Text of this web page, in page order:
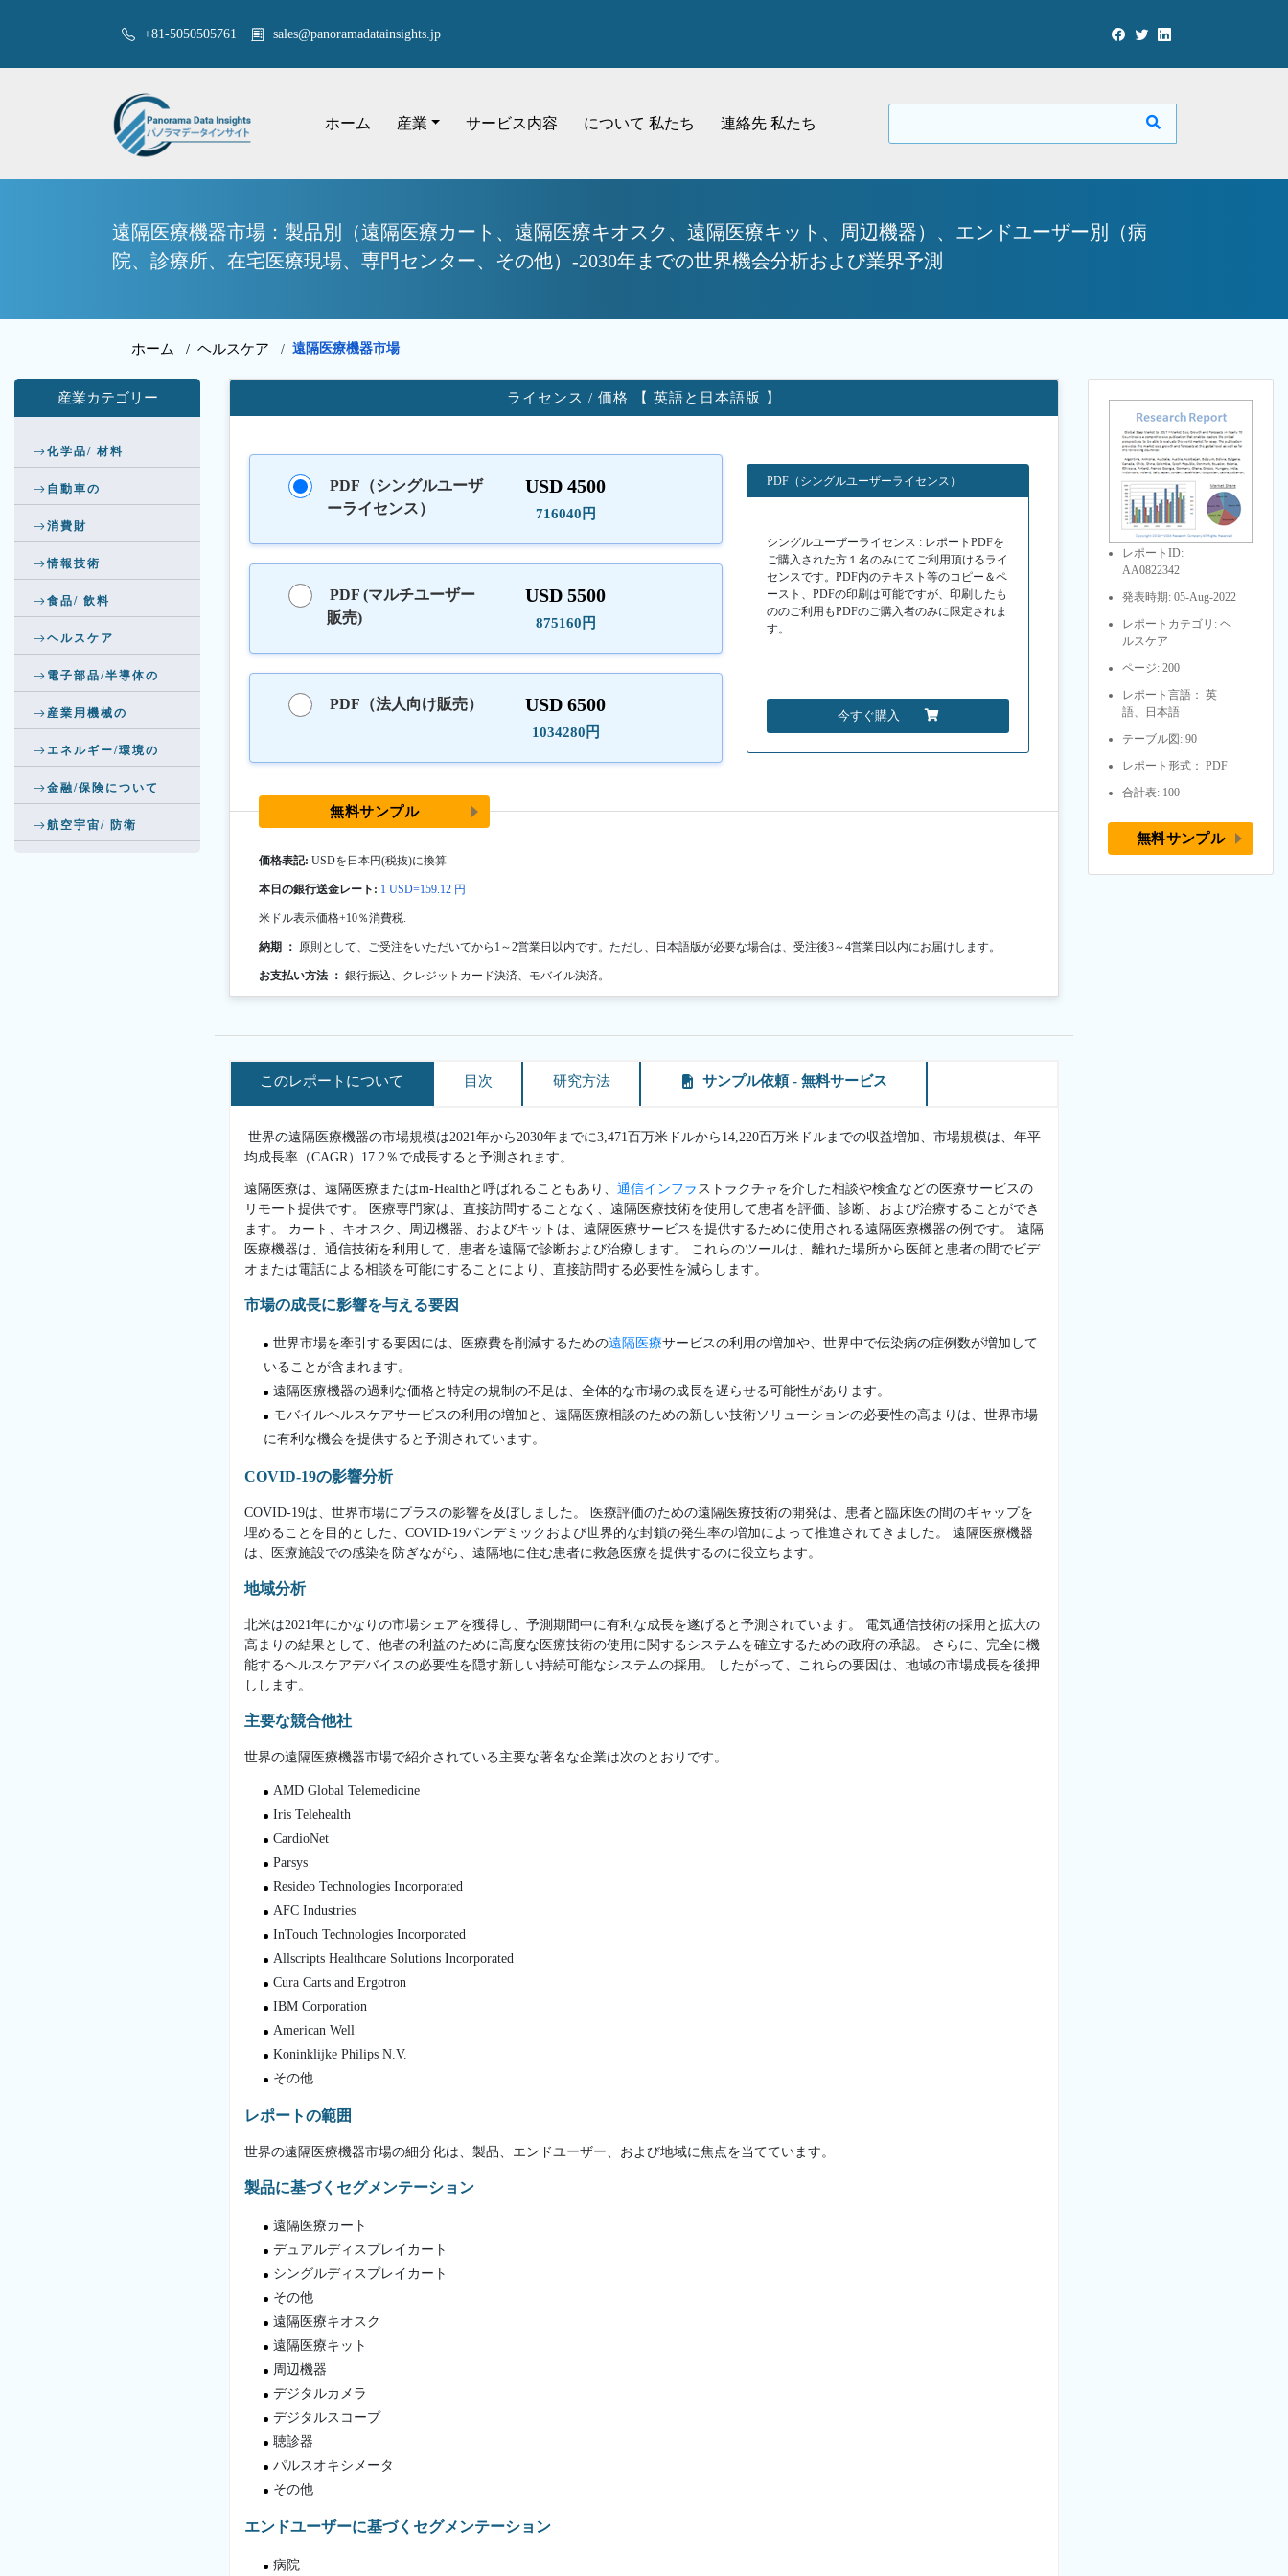
+81-5050505761 sales@panoramadatainsights.jp
ホーム 産業 サービス内容 について 私たち 連絡先 私たち
遠隔医療機器市場：製品別（遠隔医療カート、遠隔医療キオスク、遠隔医療キット、周辺機器）、エンドユーザー別（病
院、診療所、在宅医療現場、専門センター、その他）-2030年までの世界機会分析および業界予測
ホーム / ヘルスケア / 遠隔医療機器市場
産業カテゴリー
化学品/ 材料
自動車の
消費財
情報技術
食品/ 飲料
ヘルスケア
電子部品/半導体の
産業用機械の
エネルギー/環境の
金融/保険について
航空宇宙/ 防衛
ライセンス / 価格 【 英語と日本語版 】
PDF（シングルユーザ
ーライセンス）
USD 4500
716040円
PDF (マルチユーザー
販売)
USD 5500
875160円
PDF（法人向け販売） USD 6500
1034280円
PDF（シングルユーザーライセンス）
シングルユーザーライセンス : レポートPDFを
ご購入された方１名のみにてご利用頂けるライ
センスです。PDF内のテキスト等のコピー＆ペ
ースト、PDFの印刷は可能ですが、印刷したも
ののご利用もPDFのご購入者のみに限定されま
す。
今すぐ購入
無料サンプル
価格表記: USDを日本円(税抜)に換算
本日の銀行送金レート: 1 USD=159.12 円
米ドル表示価格+10％消費税.
納期 ： 原則として、ご受注をいただいてから1～2営業日以内です。ただし、日本語版が必要な場合は、受注後3～4営業日以内にお届けします。
お支払い方法 ： 銀行振込、クレジットカード決済、モバイル決済。
このレポートについて 目次 研究方法 サンプル依頼 - 無料サービス
世界の遠隔医療機器の市場規模は2021年から2030年までに3,471百万米ドルから14,220百万米ドルまでの収益増加、市場規模は、年平
均成長率（CAGR）17.2％で成長すると予測されます。
遠隔医療は、遠隔医療またはm-Healthと呼ばれることもあり、 通信インフラ ストラクチャを介した相談や検査などの医療サービスの
リモート提供です。 医療専門家は、直接訪問することなく、遠隔医療技術を使用して患者を評価、診断、および治療することができ
ます。 カート、キオスク、周辺機器、およびキットは、遠隔医療サービスを提供するために使用される遠隔医療機器の例です。 遠隔
医療機器は、通信技術を利用して、患者を遠隔で診断および治療します。 これらのツールは、離れた場所から医師と患者の間でビデ
オまたは電話による相談を可能にすることにより、直接訪問する必要性を減らします。
市場の成長に影響を与える要因
世界市場を牽引する要因には、医療費を削減するための遠隔医療サービスの利用の増加や、世界中で伝染病の症例数が増加して
いることが含まれます。
遠隔医療機器の過剰な価格と特定の規制の不足は、全体的な市場の成長を遅らせる可能性があります。
モバイルヘルスケアサービスの利用の増加と、遠隔医療相談のための新しい技術ソリューションの必要性の高まりは、世界市場
に有利な機会を提供すると予測されています。
COVID-19の影響分析
COVID-19は、世界市場にプラスの影響を及ぼしました。 医療評価のための遠隔医療技術の開発は、患者と臨床医の間のギャップを
埋めることを目的とした、COVID-19パンデミックおよび世界的な封鎖の発生率の増加によって推進されてきました。 遠隔医療機器
は、医療施設での感染を防ぎながら、遠隔地に住む患者に救急医療を提供するのに役立ちます。
地域分析
北米は2021年にかなりの市場シェアを獲得し、予測期間中に有利な成長を遂げると予測されています。 電気通信技術の採用と拡大の
高まりの結果として、他者の利益のために高度な医療技術の使用に関するシステムを確立するための政府の承認。 さらに、完全に機
能するヘルスケアデバイスの必要性を隠す新しい持続可能なシステムの採用。 したがって、これらの要因は、地域の市場成長を後押
しします。
主要な競合他社
世界の遠隔医療機器市場で紹介されている主要な著名な企業は次のとおりです。
AMD Global Telemedicine
Iris Telehealth
CardioNet
Parsys
Resideo Technologies Incorporated
AFC Industries
InTouch Technologies Incorporated
Allscripts Healthcare Solutions Incorporated
Cura Carts and Ergotron
IBM Corporation
American Well
Koninklijke Philips N.V.
その他
レポートの範囲
世界の遠隔医療機器市場の細分化は、製品、エンドユーザー、および地域に焦点を当てています。
製品に基づくセグメンテーション
遠隔医療カート
デュアルディスプレイカート
シングルディスプレイカート
その他
遠隔医療キオスク
遠隔医療キット
周辺機器
デジタルカメラ
デジタルスコープ
聴診器
パルスオキシメータ
その他
エンドユーザーに基づくセグメンテーション
病院
レポートID:
AA0822342
発表時期: 05-Aug-2022
レポートカテゴリ: ヘ
ルスケア
ページ: 200
レポート言語： 英
語、日本語
テーブル図: 90
レポート形式： PDF
合計表: 100
無料サンプル